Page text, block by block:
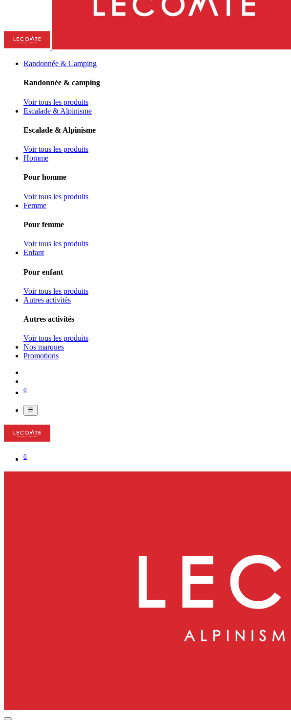
Randonnée & Camping
Randonnée & camping
Voir tous les produits
Escalade & Alpinisme
Escalade & Alpinisme
Voir tous les produits
Homme
Pour homme
Voir tous les produits
Femme
Pour femme
Voir tous les produits
Enfant
Pour enfant
Voir tous les produits
Autres activités
Autres activités
Voir tous les produits
Nos marques
Promotions
0
0